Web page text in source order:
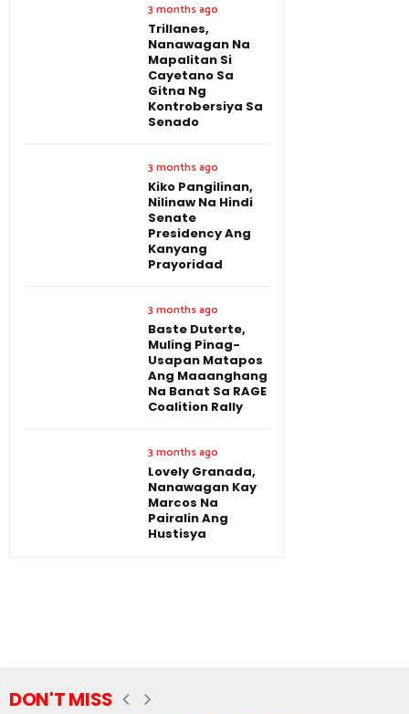
3 months ago
Trillanes,
Nanawagan Na
Mapalitan Si
Cayetano Sa
Gitna Ng
Kontrobersiya Sa
Senado
3 months ago
Kiko Pangilinan,
Nilinaw Na Hindi
Senate
Presidency Ang
Kanyang
Prayoridad
3 months ago
Baste Duterte,
Muling Pinag-
Usapan Matapos
Ang Maaanghang
Na Banat Sa RAGE
Coalition Rally
3 months ago
Lovely Granada,
Nanawagan Kay
Marcos Na
Pairalin Ang
Hustisya
DON'T MISS